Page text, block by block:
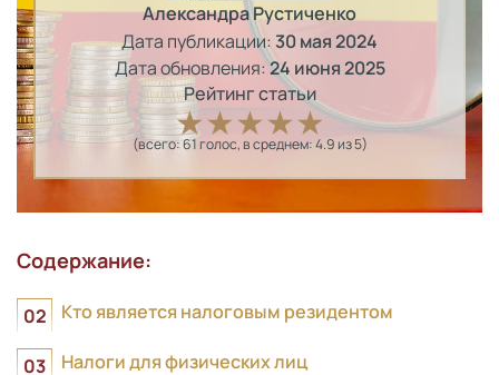
Александра Рустиченко
Дата публикации:30 мая 2024
Дата обновления:24 июня 2025
Рейтинг статьи
(всего:61голос, в среднем:4.9из 5)
Содержание:
Кто является налоговым резидентом
Налоги для физических лиц